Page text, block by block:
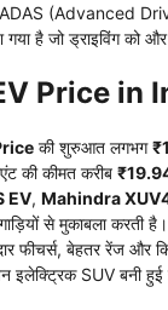
ADAS (Advanced
है जो ड्राइविंग को और
Price in
की शुरुआत लगभग
की कीमत करीब
EV, Mahindra
से मुकाबला करती है।
फीचर्स, बेहतर रेंज और
इलेक्ट्रिक SUV बनी हुई